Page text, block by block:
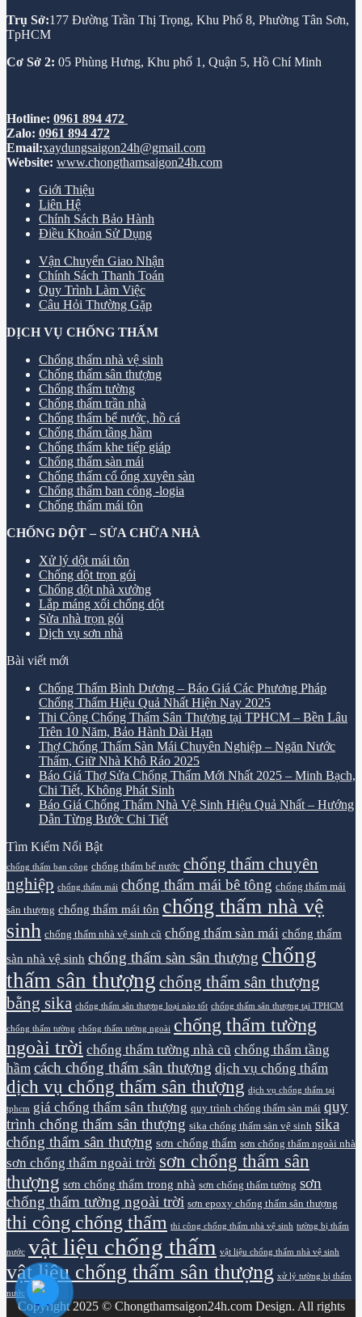
Trụ Sở:177 Đường Trần Thị Trọng, Khu Phố 8, Phường Tân Sơn,
TpHCM
Cơ Sở 2: 05 Phùng Hưng, Khu phố 1, Quận 5, Hồ Chí Minh
Hotline: 0961 894 472
Zalo: 0961 894 472
Email:xaydungsaigon24h@gmail.com
Website: www.chongthamsaigon24h.com
Giới Thiệu
Liên Hệ
Chính Sách Bảo Hành
Điều Khoản Sử Dụng
Vận Chuyển Giao Nhận
Chính Sách Thanh Toán
Quy Trình Làm Việc
Câu Hỏi Thường Gặp
DỊCH VỤ CHỐNG THẤM
Chống thấm nhà vệ sinh
Chống thấm sân thượng
Chống thấm tường
Chống thấm trần nhà
Chống thấm bể nước, hồ cá
Chống thấm tầng hầm
Chống thấm khe tiếp giáp
Chống thấm sàn mái
Chống thấm cổ ống xuyên sàn
Chống thấm ban công -logia
Chống thấm mái tôn
CHỐNG DỘT – SỬA CHỮA NHÀ
Xử lý dột mái tôn
Chống dột trọn gói
Chống dột nhà xưởng
Lắp máng xối chống dột
Sửa nhà trọn gói
Dịch vụ sơn nhà
Bài viết mới
Chống Thấm Bình Dương – Báo Giá Các Phương Pháp
Chống Thấm Hiệu Quả Nhất Hiện Nay 2025
Thi Công Chống Thấm Sân Thượng tại TPHCM – Bền Lâu
Trên 10 Năm, Bảo Hành Dài Hạn
Thợ Chống Thấm Sàn Mái Chuyên Nghiệp – Ngăn Nước
Thấm, Giữ Nhà Khô Ráo 2025
Báo Giá Thợ Sửa Chống Thấm Mới Nhất 2025 – Minh Bạch,
Chi Tiết, Không Phát Sinh
Báo Giá Chống Thấm Nhà Vệ Sinh Hiệu Quả Nhất – Hướng
Dẫn Từng Bước Chi Tiết
Tìm Kiếm Nổi Bật
chống thấm ban công chống thấm bể nước chống thấm chuyên
nghiệp chống thấm mái chống thấm mái bê tông chống thấm mái
sân thượng chống thấm mái tôn chống thấm nhà vệ
sinh chống thấm nhà vệ sinh cũ chống thấm sàn mái chống thấm
sàn nhà vệ sinh chống thấm sàn sân thượng chống
thấm sân thượng chống thấm sân thượng
bằng sika chống thấm sân thượng loại nào tốt chống thấm sân thượng tại TPHCM
chống thấm tường chống thấm tường ngoài chống thấm tường
ngoài trời chống thấm tường nhà cũ chống thấm tầng
hầm cách chống thấm sân thượng dịch vụ chống thấm
dịch vụ chống thấm sân thượng dịch vụ chống thấm tại
tphcm giá chống thấm sân thượng quy trình chống thấm sàn mái quy
trình chống thấm sân thượng sika chống thấm sàn vệ sinh sika
chống thấm sân thượng sơn chống thấm sơn chống thấm ngoài nhà
sơn chống thấm ngoài trời sơn chống thấm sân
thượng sơn chống thấm trong nhà sơn chống thấm tường sơn
chống thấm tường ngoài trời sơn epoxy chống thấm sân thượng
thi công chống thấm thi công chống thấm nhà vệ sinh tường bị thấm
nước vật liệu chống thấm vật liệu chống thấm nhà vệ sinh
vật liệu chống thấm sân thượng xử lý tường bị thấm
nước
Copyright 2025 © Chongthamsaigon24h.com Design. All rights